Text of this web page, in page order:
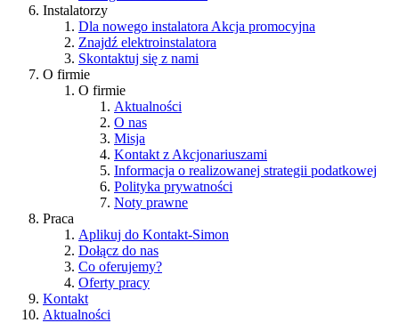
Instalatorzy
Dla nowego instalatora Akcja promocyjna
Znajdź elektroinstalatora
Skontaktuj się z nami
O firmie
O firmie
Aktualności
O nas
Misja
Kontakt z Akcjonariuszami
Informacja o realizowanej strategii podatkowej
Polityka prywatności
Noty prawne
Praca
Aplikuj do Kontakt-Simon
Dołącz do nas
Co oferujemy?
Oferty pracy
Kontakt
Aktualności